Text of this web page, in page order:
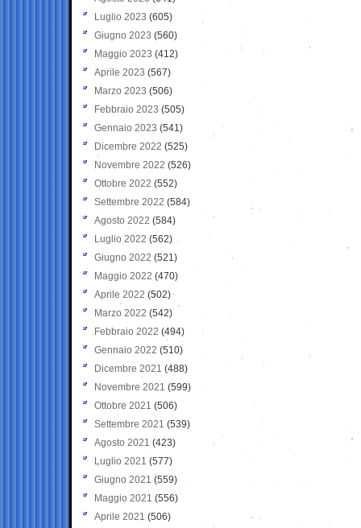
Luglio 2023 (605)
Giugno 2023 (560)
Maggio 2023 (412)
Aprile 2023 (567)
Marzo 2023 (506)
Febbraio 2023 (505)
Gennaio 2023 (541)
Dicembre 2022 (525)
Novembre 2022 (526)
Ottobre 2022 (552)
Settembre 2022 (584)
Agosto 2022 (584)
Luglio 2022 (562)
Giugno 2022 (521)
Maggio 2022 (470)
Aprile 2022 (502)
Marzo 2022 (542)
Febbraio 2022 (494)
Gennaio 2022 (510)
Dicembre 2021 (488)
Novembre 2021 (599)
Ottobre 2021 (506)
Settembre 2021 (539)
Agosto 2021 (423)
Luglio 2021 (577)
Giugno 2021(559)
Maggio 2021 (556)
Aprile 2021 (506)